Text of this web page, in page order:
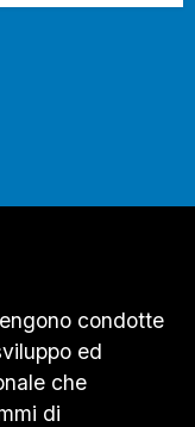
condotte
ed
che
di